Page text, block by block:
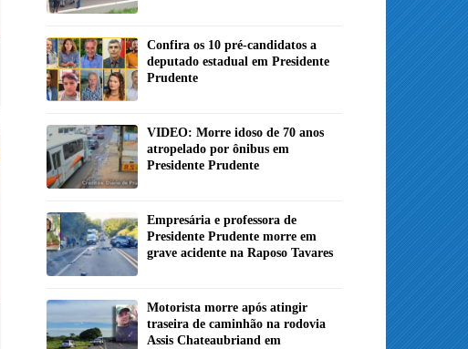
Confira os 10 pré-candidatos a
deputado estadual em Presidente
Prudente
VIDEO: Morre idoso de 70 anos
atropelado por ônibus em
Presidente Prudente
Empresária e professora de
Presidente Prudente morre em
grave acidente na Raposo Tavares
Motorista morre após atingir
traseira de caminhão na rodovia
Assis Chateaubriand em